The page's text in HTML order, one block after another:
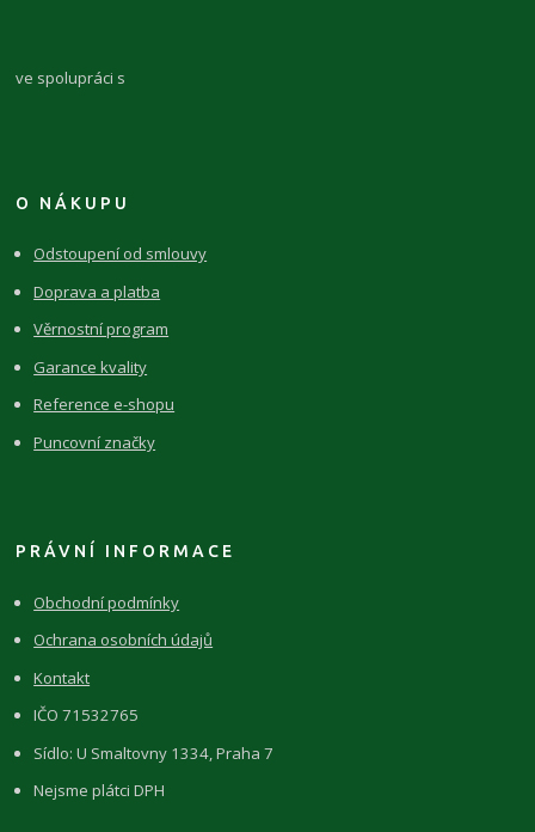
ve spolupráci s
O NÁKUPU
Odstoupení od smlouvy
Doprava a platba
Věrnostní program
Garance kvality
Reference e-shopu
Puncovní značky
PRÁVNÍ INFORMACE
Obchodní podmínky
Ochrana osobních údajů
Kontakt
IČO 71532765
Sídlo: U Smaltovny 1334, Praha 7
Nejsme plátci DPH